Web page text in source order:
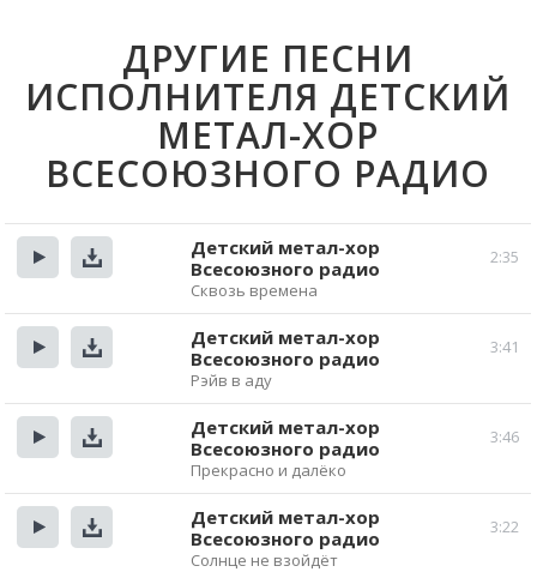
ДРУГИЕ ПЕСНИ
ИСПОЛНИТЕЛЯ ДЕТСКИЙ
МЕТАЛ-ХОР
ВСЕСОЮЗНОГО РАДИО
2:35
Детский метал-хор
Всесоюзного радио
Сквозь времена
3:41
Детский метал-хор
Всесоюзного радио
Рэйв в аду
3:46
Детский метал-хор
Всесоюзного радио
Прекрасно и далёко
3:22
Детский метал-хор
Всесоюзного радио
Солнце не взойдёт